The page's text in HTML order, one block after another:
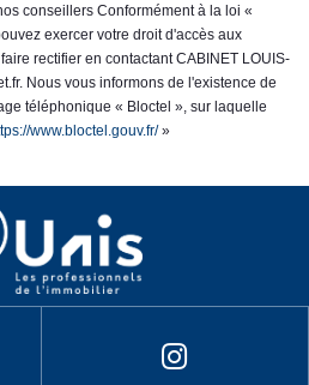
conseillers Conformément à la loi «
exercer votre droit d'accès aux
rectifier en contactant CABINET LOUIS-
Nous vous informons de l'existence de
téléphonique « Bloctel », sur laquelle
www.bloctel.gouv.fr/»